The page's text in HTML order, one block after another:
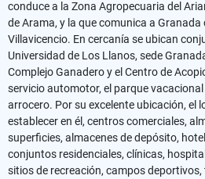
conduce a la Zona Agropecuaria del
de Arama, y la que comunica a
Villavicencio. En cercanía se ubican
Universidad de Los Llanos, sede
Complejo Ganadero y el Centro de
servicio automotor, el parque
arrocero. Por su excelente ubicación, el
establecer en él, centros comerciales,
superficies, almacenes de depósito,
conjuntos residenciales, clínicas,
sitios de recreación, campos